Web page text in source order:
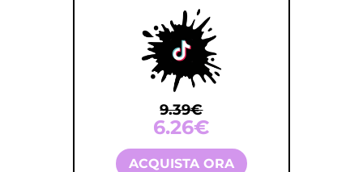
9.39€
6.26€
ACQUISTA ORA